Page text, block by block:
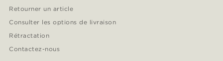
Retourner un article
Consulter les options de livraison
Rétractation
Contactez-nous